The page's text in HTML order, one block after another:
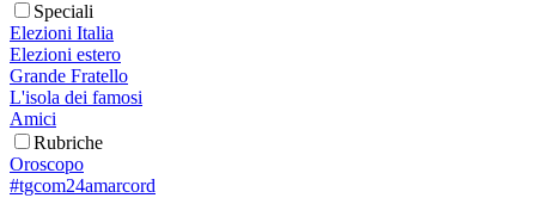
Speciali
Elezioni Italia
Elezioni estero
Grande Fratello
L'isola dei famosi
Amici
Rubriche
Oroscopo
#tgcom24amarcord